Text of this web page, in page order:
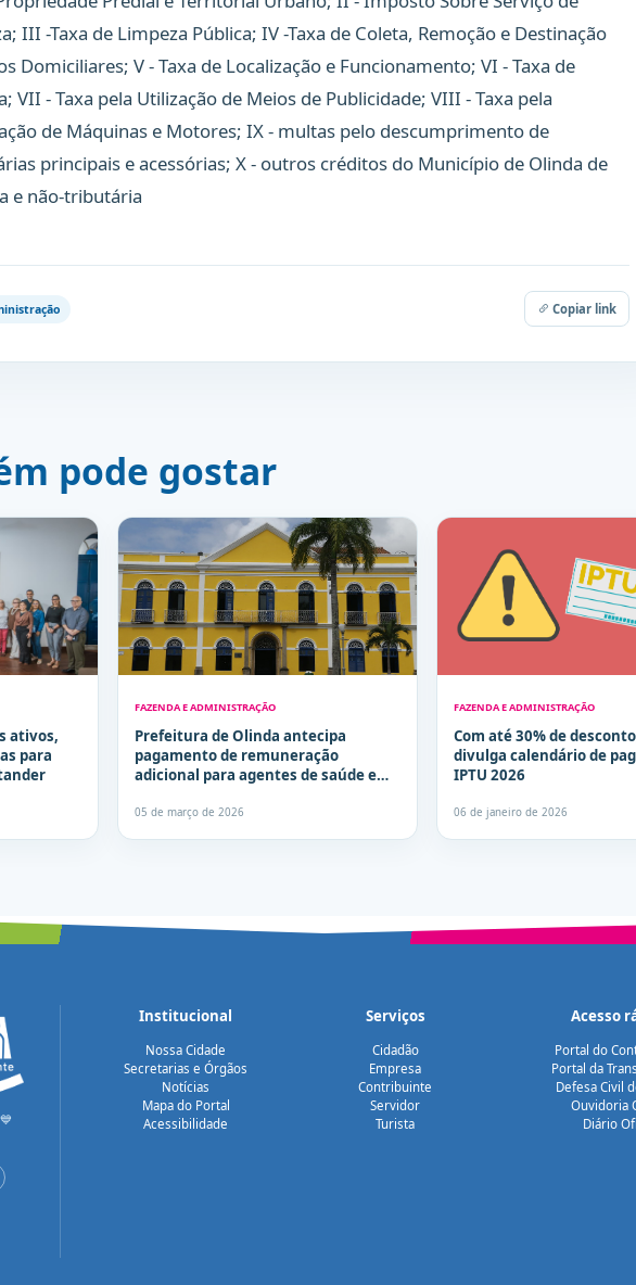
III -Taxa de Limpeza Pública; IV -Taxa de Coleta, Remoção e Destinação
Domiciliares; V - Taxa de Localização e Funcionamento; VI - Taxa de
VII - Taxa pela Utilização de Meios de Publicidade; VIII - Taxa pela
de Máquinas e Motores; IX - multas pelo descumprimento de
principais e acessórias; X - outros créditos do Município de Olinda de
e não-tributária
Copiar link
pode gostar
ativos,
para
FAZENDA E ADMINISTRAÇÃO
Prefeitura de Olinda antecipa
pagamento de remuneração
adicional para agentes de saúde e
05 de março de 2026
FAZENDA E ADMINISTRAÇÃO
Com até 30% de
divulga calendário de
IPTU 2026
06 de janeiro de 2026
Institucional
Nossa Cidade
Secretarias e Órgãos
Notícias
Mapa do Portal
Acessibilidade
Serviços
Cidadão
Empresa
Contribuinte
Servidor
Turista
Acesso
Portal do
Portal da
Defesa Civil
Ouvidoria
Diário